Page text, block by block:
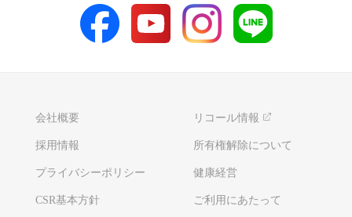
会社概要 リコール情報
採用情報 所有権解除について
プライバシーポリシー 健康経営
CSR基本方針 ご利用にあたって